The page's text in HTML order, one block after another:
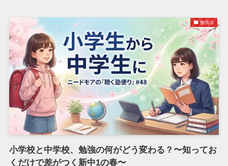
勉強法
小学校と中学校、勉強の何がどう変わる？〜知ってお
くだけで差がつく新中1の春〜